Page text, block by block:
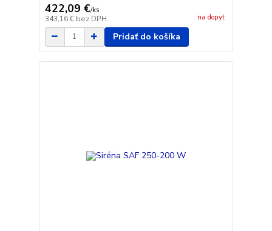
422,09 €/ks
343,16 € bez DPH na dopyt
Pridať do košíka